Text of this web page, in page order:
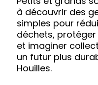
à découvrir des
simples pour
déchets,
et imaginer
un futur plus
Houilles.